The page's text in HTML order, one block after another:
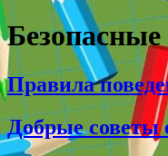
Правила
Добрые